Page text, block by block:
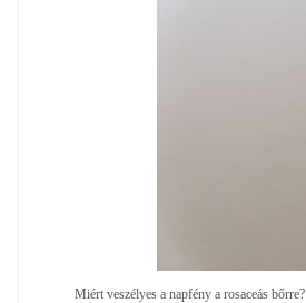
Miért veszélyes a napfény a rosaceás bőrre?